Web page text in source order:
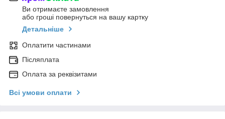
Ви отримаєте замовлення
або гроші повернуться на вашу картку
Детальніше
Оплатити частинами
Післяплата
Оплата за реквізитами
Всі умови оплати